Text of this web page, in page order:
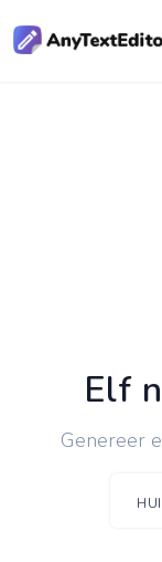
Elf
Genereer